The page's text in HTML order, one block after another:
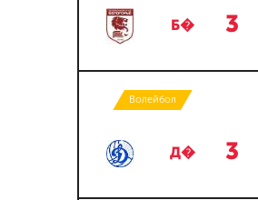
Б� 3
Волейбол
Д� 3